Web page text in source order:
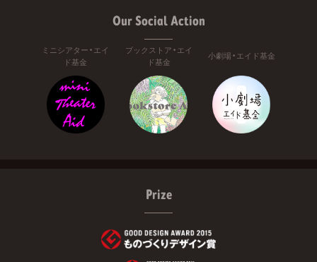
Our Social Action
ミニシアター・エイ
ド基金
ブックストア・エイ
ド基金
小劇場・エイド基金
Prize